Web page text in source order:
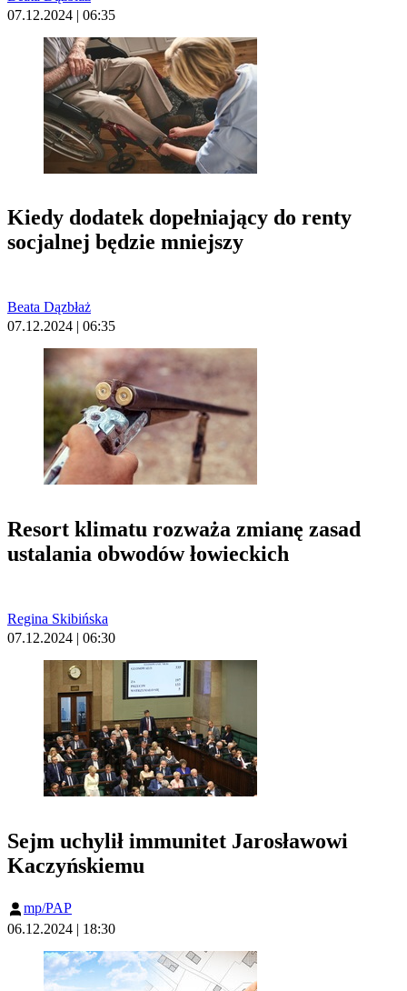
07.12.2024 | 06:35
Kiedy dodatek dopełniający do renty
socjalnej będzie mniejszy
Beata Dązbłaż
07.12.2024 | 06:35
Resort klimatu rozważa zmianę zasad
ustalania obwodów łowieckich
Regina Skibińska
07.12.2024 | 06:30
Sejm uchylił immunitet Jarosławowi
Kaczyńskiemu
mp/PAP
06.12.2024 | 18:30